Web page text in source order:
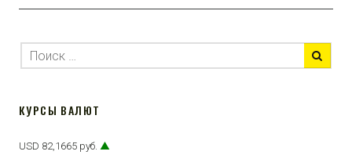
КУРСЫ ВАЛЮТ
USD 82,1665 руб. ▲